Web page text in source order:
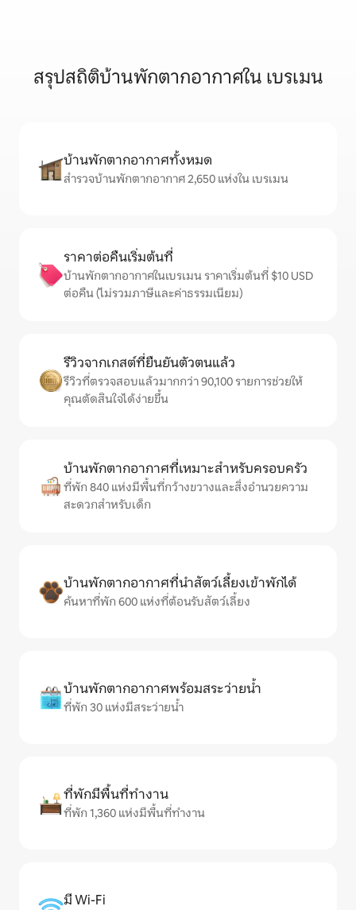
สรุปสถิติบ้านพักตากอากาศใน เบรเมน
บ้านพักตากอากาศทั้งหมด
สำรวจบ้านพักตากอากาศ 2,650 แห่งใน เบรเมน
ราคาต่อคืนเริ่มต้นที่
บ้านพักตากอากาศในเบรเมน ราคาเริ่มต้นที่ $10 USD
ต่อคืน (ไม่รวมภาษีและค่าธรรมเนียม)
รีวิวจากเกสต์ที่ยืนยันตัวตนแล้ว
รีวิวที่ตรวจสอบแล้วมากกว่า 90,100 รายการช่วยให้
คุณตัดสินใจได้ง่ายขึ้น
บ้านพักตากอากาศที่เหมาะสำหรับครอบครัว
ที่พัก 840 แห่งมีพื้นที่กว้างขวางและสิ่งอำนวยความ
สะดวกสำหรับเด็ก
บ้านพักตากอากาศที่นำสัตว์เลี้ยงเข้าพักได้
ค้นหาที่พัก 600 แห่งที่ต้อนรับสัตว์เลี้ยง
บ้านพักตากอากาศพร้อมสระว่ายน้ำ
ที่พัก 30 แห่งมีสระว่ายน้ำ
ที่พักมีพื้นที่ทำงาน
ที่พัก 1,360 แห่งมีพื้นที่ทำงาน
มี Wi-Fi